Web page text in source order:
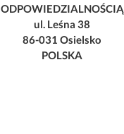
ODPOWIEDZIALNOŚCIĄ
ul. Leśna 38
86-031 Osielsko
POLSKA